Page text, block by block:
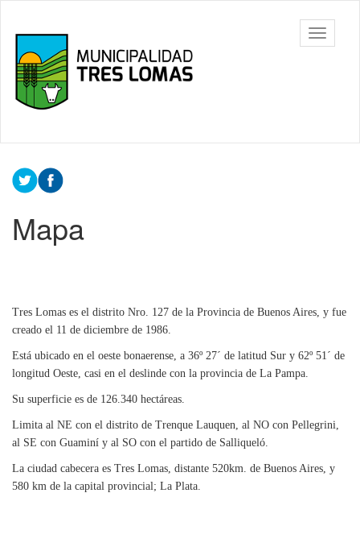
contenido
principal
Tres
Lomas
barra
Contenido
principal
Mapa
Tres Lomas es el distrito Nro. 127 de la Provincia de Buenos Aires, y fue
creado el 11 de diciembre de 1986.
Está ubicado en el oeste bonaerense, a 36º 27´ de latitud Sur y 62º 51´ de
longitud Oeste, casi en el deslinde con la provincia de La Pampa.
Su superficie es de 126.340 hectáreas.
Limita al NE con el distrito de Trenque Lauquen, al NO con Pellegrini,
al SE con Guaminí y al SO con el partido de Salliqueló.
La ciudad cabecera es Tres Lomas, distante 520km. de Buenos Aires, y
580 km de la capital provincial; La Plata.